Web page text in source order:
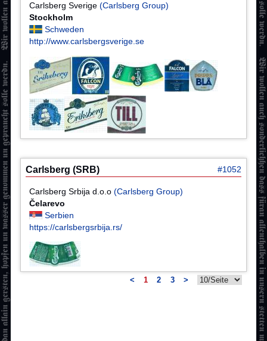
Carlsberg Sverige(Carlsberg Group)
Stockholm
Schweden
http://www.carlsbergsverige.se
Carlsberg (SRB) #1052
Carlsberg Srbija d.o.o(Carlsberg Group)
Čelarevo
Serbien
https://carlsbergsrbija.rs/
< 1 2 3 >